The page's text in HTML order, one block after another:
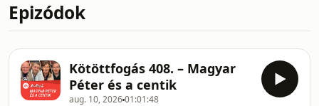
Epizódok
Kötöttfogás 408. – Magyar
Péter és a centik
aug. 10, 202601:01:48